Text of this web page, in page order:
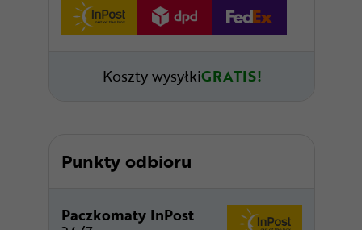
Koszty wysyłkiGRATIS!
Punkty odbioru
Paczkomaty InPost